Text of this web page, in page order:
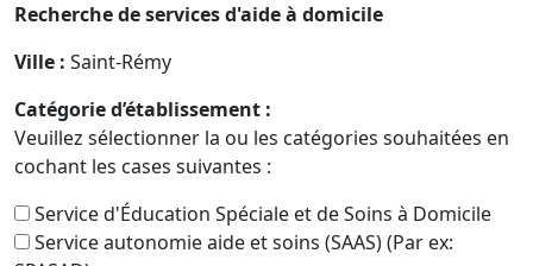
Recherche de services d'aide à domicile
Ville : Saint-Rémy
Catégorie d’établissement :
Veuillez sélectionner la ou les catégories souhaitées en
cochant les cases suivantes :
Service d'Éducation Spéciale et de Soins à Domicile
Service autonomie aide et soins (SAAS) (Par ex: